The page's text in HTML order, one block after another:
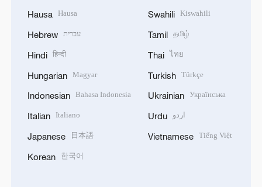
Hausa Hausa
Hebrew עברית
Hindi हिन्दी
Hungarian Magyar
Indonesian Bahasa Indonesia
Italian Italiano
Japanese 日本語
Korean 한국어
Swahili Kiswahili
Tamil தமிழ்
Thai ไทย
Turkish Türkçe
Ukrainian Українська
Urdu اردو
Vietnamese Tiếng Việt